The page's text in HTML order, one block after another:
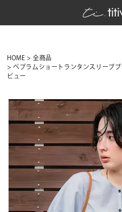
HOME
全商品
ペプラムショートランタンスリーブ
ビュー